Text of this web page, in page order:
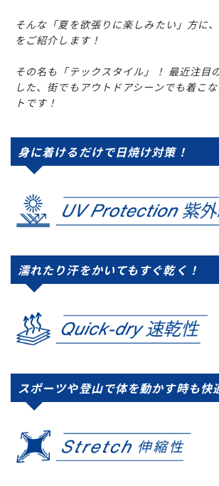
そんな「夏を欲張りに楽しみたい」方に
をご紹介します！
その名も「テックスタイル」！ 最近注目
した、街でもアウトドアシーンでも着こ
トです！
身に着けるだけで日焼け対策！
濡れたり汗をかいてもすぐ乾く！
スポーツや登山で体を動かす時も快